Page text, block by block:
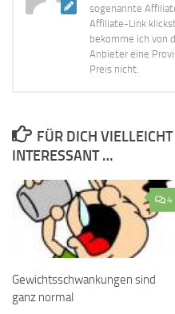
sogenannte
Affiliate-Link
bekomme ich von
Anbieter eine
Preis nicht.
FÜR DICH
INTERESSANT …
4
Gewichtsschwankungen sind
ganz normal